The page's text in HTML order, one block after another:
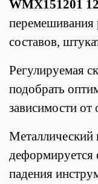
WMX151201
перемешивания
составов,
Регулируемая
подобрать
зависимости от
Металлический
деформируется
падения